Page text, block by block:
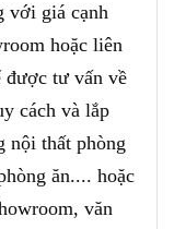
với giá cạnh
hoặc liên
được tư vấn về
cách và lắp
nội thất phòng
ăn.... hoặc
văn